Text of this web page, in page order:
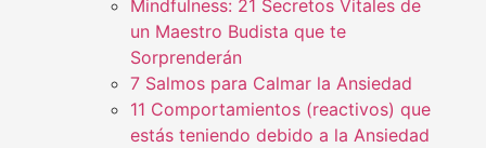
Mindfulness: 21 Secretos Vitales de
un Maestro Budista que te
Sorprenderán
7 Salmos para Calmar la Ansiedad
11 Comportamientos (reactivos) que
estás teniendo debido a la Ansiedad